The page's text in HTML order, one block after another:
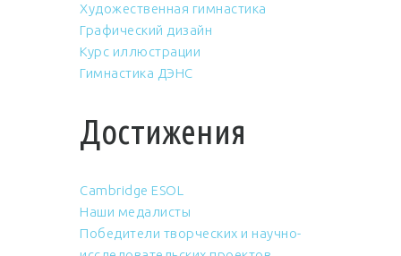
Художественная гимнастика
Графический дизайн
Курс иллюстрации
Гимнастика ДЭНС
Достижения
Cambridge ESOL
Наши медалисты
Победители творческих и научно-